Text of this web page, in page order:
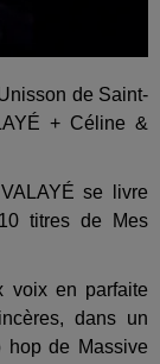
de Saint-
+ Céline &
se livre
titres de Mes
voix en parfaite
dans un
hop de Massive